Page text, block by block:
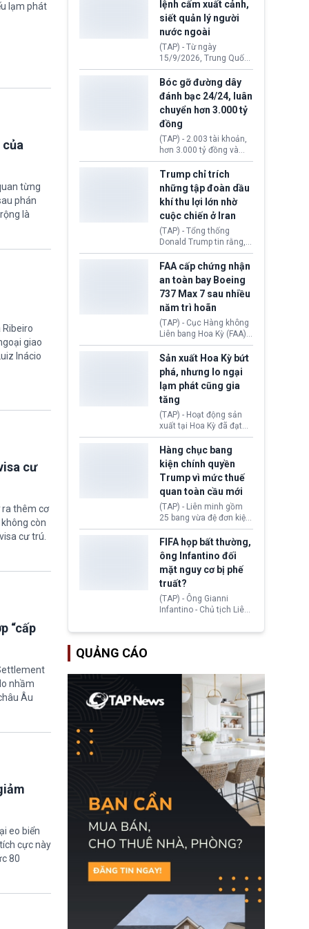
lạm phát
của
từng
phán
là
giao
Inácio
cư
ra thêm cơ
còn
cư trú.
“cấp
nhầm
Âu
eo biển
cực này
80
Kỳ. Nguyên nhân do cơ
quan y tế nghi ngờ
nguyên liệu liên quan
đến ổ dịch Salmonella
khiến ít nhất 110 người
mắc bệnh tại bang
Minnesota.
lệnh cấm xuất cảnh,
siết quản lý người
nước ngoài
(TAP) - Từ ngày
15/9/2026, Trung Quốc
áp dụng quy định mới về
quản lý xuất nhập cảnh.
Một hành vi vi phạm giấy
tờ, xuất nhập cảnh trái
phép hay liên quan kiểm
soát công nghệ có thể
khiến công dân Trung
Quốc đối mặt lệnh cấm
xuất cảnh kéo dài tới 3
năm. Trong khi đó, người
nước ngoài sử dụng giấy
tờ giả có nguy cơ bị từ
chối nhập cảnh hoặc
cấm vào Trung Quốc tới
5 năm.
Bóc gỡ đường dây
đánh bạc 24/24, luân
chuyển hơn 3.000 tỷ
đồng
(TAP) - 2.003 tài khoản,
hơn 3.000 tỷ đồng và
một đường dây đánh
bạc xuyên quốc gia vận
hành 24/24 giờ vừa bị
Công an TP. Hải Phòng
(Việt Nam) bóc gỡ.
Trump chỉ trích
những tập đoàn dầu
khí thu lợi lớn nhờ
cuộc chiến ở Iran
(TAP) - Tổng thống
Donald Trump tin rằng, 2
tập đoàn dầu khí
ExxonMobil và Chevron
đã thu về lợi nhuận quá
lớn nhờ giá dầu tăng
mạnh suốt thời gian Hoa
Kỳ xảy ra xung đột ở
Iran. Trên cơ sở đó, lãnh
đạo Nhà Trắng kêu gọi
các doanh nghiệp cần
giảm giá bán cho người
tiêu dùng.
FAA cấp chứng nhận
an toàn bay Boeing
737 Max 7 sau nhiều
năm trì hoãn
(TAP) - Cục Hàng không
Liên bang Hoa Kỳ (FAA)
vừa chính thức cấp
chứng nhận an toàn bay
cho Boeing 737 Max 7,
mẫu máy bay nhỏ nhất
trong dòng 737 Max
thuộc Boeing
Commercial Airplanes
(Boeing). Động thái này
chính thức khép lại gần
một thập kỷ trì hoãn chờ
các cuộc đánh giá
nghiêm ngặt.
Sản xuất Hoa Kỳ bứt
phá, nhưng lo ngại
lạm phát cũng gia
tăng
(TAP) - Hoạt động sản
xuất tại Hoa Kỳ đã đạt
tốc độ nhanh nhất trong
hơn 4 năm qua, cho
thấy nền kinh tế đang
phục hồi tích cực, bất
chấp tác động từ thuế
quan. Tuy nhiên, không
ít doanh nghiệp vẫn cảm
thấy áp lực lạm phát, bất
ổn địa chính trị hiện còn
nghiêm trọng hơn cả
giai đoạn đại dịch
COVID-19.
Hàng chục bang
kiện chính quyền
Trump vì mức thuế
quan toàn cầu mới
(TAP) - Liên minh gồm
25 bang vừa đệ đơn kiện
chính quyền Tổng thống
Donald Trump. Phe
nguyên đơn tin rằng,
hành động áp thuế 10 -
12,5% lên 60 đối tác
thương mại hôm 24/7
vượt quá thẩm quyền
của Tổng thống.
FIFA họp bất thường,
ông Infantino đối
mặt nguy cơ bị phế
truất?
(TAP) - Ông Gianni
Infantino - Chủ tịch Liên
(FIFA) đang đứng trước
cho là đang chuẩn bị tổ
chức cuộc họp khẩn cấp
nhằm xem xét phế truất
ông sau bê bối liên quan
đến kế hoạch thương
mại hoá World Cup.
QUẢNG CÁO